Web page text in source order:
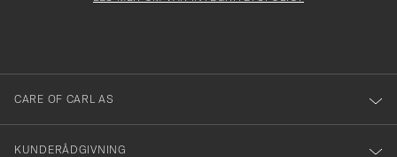
dig
till
vårt
nyhetsbrev!
CARE OF CARL AS
KUNDERÅDGIVNING